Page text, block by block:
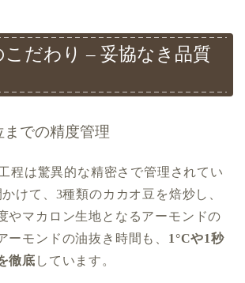
だわり – 妥協なき品質
までの精度管理
程は驚異的な精密さで管理されてい
けて、3種類のカカオ豆を焙炒し、
やマカロン生地となるアーモンドの
ーモンドの油抜き時間も、 1°Cや1秒
徹底 しています。